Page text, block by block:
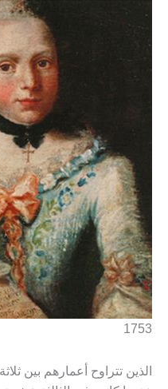
1753
الذين تتراوح أعمارهم بين